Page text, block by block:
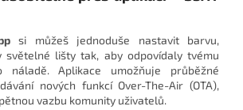
si můžeš jednoduše nastavit barvu,
světelné lišty tak, aby odpovídaly tvému
Aplikace umožňuje průběžné
nových funkcí Over-The-Air (OTA),
vazbu komunity uživatelů.